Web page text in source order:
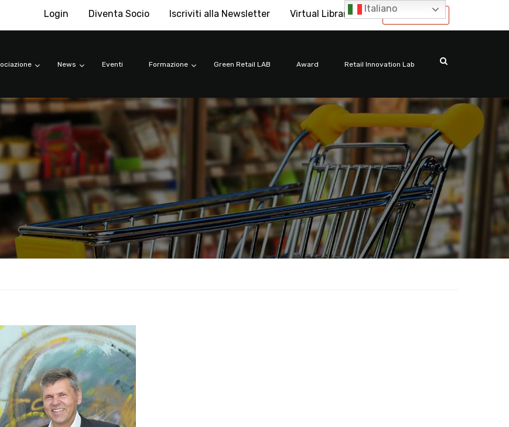
International
Login Diventa Socio Iscriviti alla Newsletter Virtual Library
News Eventi Formazione Green Retail LAB Award Retail Innovation Lab
Italiano